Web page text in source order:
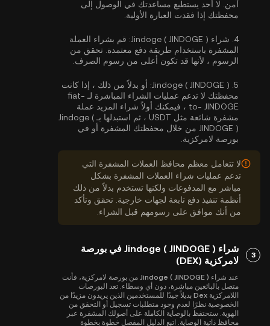
آمن. لا أحد يستطيع مساعدتك في الوصول إلى
محفظتك إذا فقدت العبارة الأولية.
4. شراء Jindoge ( JINDOGE ):
قم بشراء العملة
المشفرة باستخدام طريقة دفع معتمدة. تحقق من
الرسوم ، لأنها قد تكون أعلى من رسوم الصرف.
5.
Jindoge ( JINDOGE ):
أو بدلاً من ذلك ، إذا كانت
محفظتك لا تدعم عمليات الشراء المباشرة لـ fiat-
to- JINDOGE ، فيمكنك أولاً شراء المزيد عملة
مشفرة شائعة مثل USDT ، ثم استبدلها بـ Jindoge (
JINDOGE ) من خلال محفظتك المشفرة أو في
بورصة لامركزية.
لا تتعامل معظم محافظ العملات المشفرة التي
تدعم عمليات شراء العملات المشفرة بشكل
مباشر مع المدفوعات ولكنها تستخدم بدلاً من ذلك
أنظمة تنفيذ دفع تابعة لجهات خارجية. تحقق وتأكد
من أنك موافق على رسومهم قبل الشراء.
3
شراء Jindoge ( JINDOGE ) في بورصة
لامركزية (DEX)
عند شراء Jindoge ( JINDOGE ) من بورصة لامركزية، فأنت
متصل بالبائعين مباشرة، دون أي وسطاء. تعد البورصات
اللامركزية Dex بديلاً جيدًا للمستخدمين الذين يريدون مزيدًا من
الخصوصية نظرًا لعدم وجود متطلبات تسجيل أو التحقق من
الهوية. ستحتفظ بالوصاية الكاملة على أصولك المشفرة عبر
محافظ ذاتية الوصاية. اتبع الدليل المفصل خطوة بخطوة